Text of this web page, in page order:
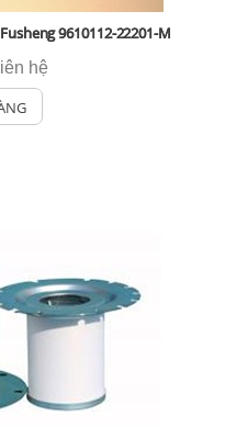
9610112-22201-M
hệ